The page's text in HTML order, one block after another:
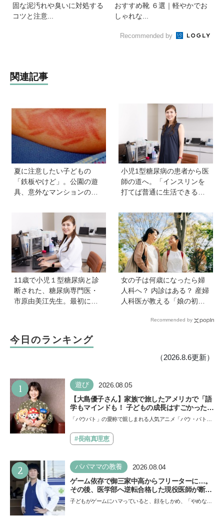
固な泥汚れや臭いに対処する
コツと注意...
おすすめ靴 ６選｜軽やかでお
しゃれな...
Recommended by
関連記事
夏に注意したい子どもの
「鉄板やけど」。公園の遊
具、意外なマンションの設
意点と対応【専門医監修】
小児1型糖尿病の患者から医
師の道へ。「インスリンを
打てば普通に生活できる」
い、専門医を目指すように
11歳で小児１型糖尿病と診
断された、糖尿病専門医・
市原由美江先生。最初に感
女の子は何歳になったら婦
人科へ？ 内診はある？ 産婦
人科医が教える「娘の初め
Recommended by
今日のランキング
（2026.8.6更新）
1 遊び 2026.08.05
【大島優子さん】家族で旅したアメリカで「語
学もマインドも！ 子どもの成長はすごかった」
声優をつとめた映画『パウ・パトロール ザ・ダ
できると子どもに知ってほしい
「パウパト」の愛称で親しまれる人気アニメ「パウ・パトロ
ザ…#長南真理恵
2 パパママの教養 2026.08.04
ゲーム依存で御三家中高からフリーターに…。
その後、医学部へ逆転合格した現役医師が断言
「ゲームの経験が受験勉強に役立った」そう考
子どもがゲームにハマっていると、顔をしかめ、「やめなさ